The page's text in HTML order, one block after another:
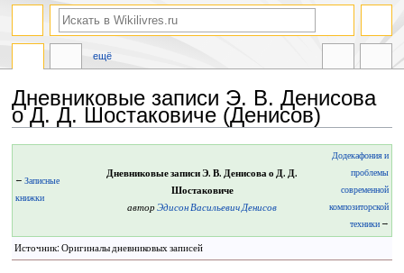
Дневниковые записи Э. В. Денисова
о Д. Д. Шостаковиче (Денисов)
навигации
поиску
← Записные
книжки
Дневниковые записи Э. В. Денисова о Д. Д.
Шостаковиче
авторЭдисон Васильевич Денисов
Додекафония и
проблемы
современной
композиторской
техники→
Источник: Оригиналы дневниковых записей
ещё